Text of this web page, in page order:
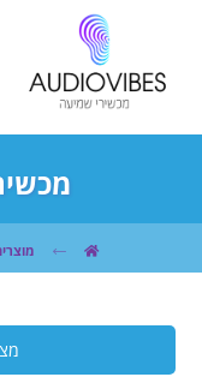
מציג 7–7